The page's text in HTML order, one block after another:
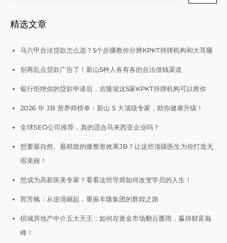
精选文章
马六甲合法贷款怎么选？5个步骤教你分辨KPKT持牌机构和大耳窿
别再乱点贷款广告了！新山5种人各有各的合法借钱渠道
银行拒绝你的贷款申请后，吉隆坡这5家KPKT持牌机构可以救你
2026 年 JB 营养师榜单：新山 5 大顶级专家，助你健康升级！
全球SEO公司推荐，真的适合马来西亚企业吗？
想要最自然、最精致的微整形效果JB？让这些顶级医生为你打造无
瑕美丽！
想成为高薪医美专家？看看这些导师如何改变学员的人生！
郭芳枫：从逆境崛起，重振丰隆集团的辉煌之路
槟城房地产中介五大天王：如何在黄金市场翻云覆雨，赢得财富巅
峰！